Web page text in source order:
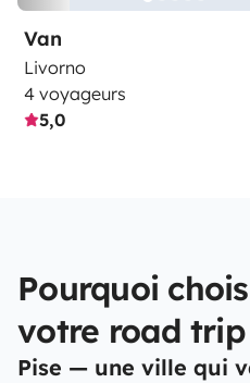
Van
Livorno
4 voyageurs
5,0
Pourquoi
votre road trip
Pise — une ville qui